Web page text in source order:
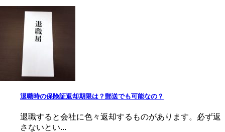
退職時の保険証返却期限は？郵送でも可能なの？
退職すると会社に色々返却するものがあります。必ず返
さないとい...